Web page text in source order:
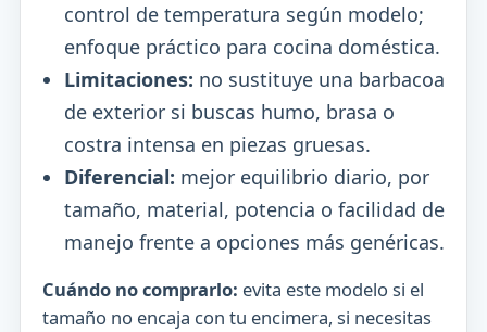
control de temperatura según modelo;
enfoque práctico para cocina doméstica.
Limitaciones: no sustituye una barbacoa
de exterior si buscas humo, brasa o
costra intensa en piezas gruesas.
Diferencial: mejor equilibrio diario, por
tamaño, material, potencia o facilidad de
manejo frente a opciones más genéricas.
Cuándo no comprarlo: evita este modelo si el
tamaño no encaja con tu encimera, si necesitas